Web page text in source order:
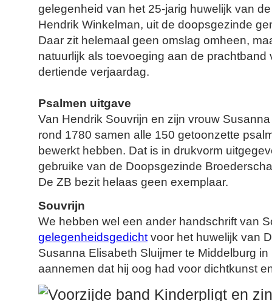
gelegenheid van het 25-jarig huwelijk van
Hendrik Winkelman, uit de doopsgezinde
Daar zit helemaal geen omslag omheen,
natuurlijk als toevoeging aan de prachtband
dertiende verjaardag.
Psalmen uitgave
Van Hendrik Souvrijn en zijn vrouw
rond 1780 samen alle 150 getoonzette
bewerkt hebben. Dat is in drukvorm
gebruike van de Doopsgezinde
De ZB bezit helaas geen exemplaar.
Souvrijn
We hebben wel een ander handschrift van
gelegenheidsgedicht voor het huwelijk van
Susanna Elisabeth Sluijmer te Middelburg
aannemen dat hij oog had voor dichtkunst